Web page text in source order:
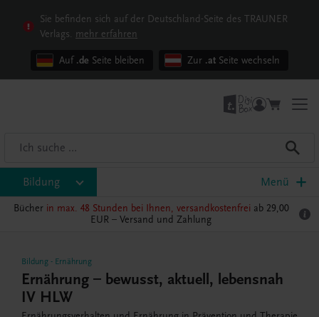
Sie befinden sich auf der Deutschland-Seite des TRAUNER
Verlags. mehr erfahren
Auf .de Seite bleiben Zur .at Seite wechseln
Bildung Menü
Bücher in max. 48 Stunden bei Ihnen, versandkostenfrei ab 29,00
EUR – Versand und Zahlung
Bildung - Ernährung
Ernährung – bewusst, aktuell, lebensnah
IV HLW